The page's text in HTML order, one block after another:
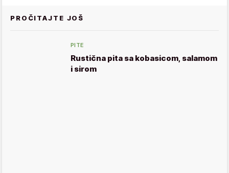
PROČITAJTE JOŠ
PITE
Rustična pita sa kobasicom, salamom
i sirom